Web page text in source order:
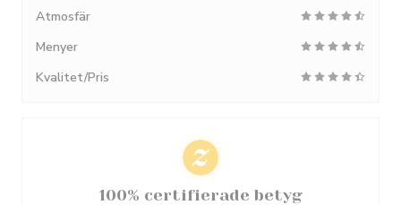
Atmosfär
Menyer
Kvalitet/Pris
100% certifierade betyg